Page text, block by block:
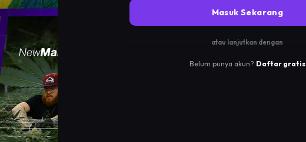
Masuk Sekarang
atau lanjutkan dengan
Belum punya akun? Daftar gratis